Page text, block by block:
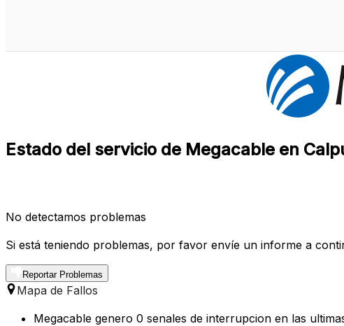
Estado del servicio de Megacable en
No detectamos problemas
Si está teniendo problemas, por favor envíe un informe a
Reportar Problemas
Mapa de Fallos
Megacable genero 0 senales de interrupcion en las